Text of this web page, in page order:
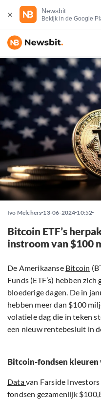
Newsbit
Bekijk in de Google
Ivo Melchers 13-06-2024 10:52
Bitcoin ETF’s
instroom van $100
De Amerikaanse Bitcoin
Funds (ETF’s) hebben
bloederige dagen. De in
hebben meer dan $100
volatiele dag die in teken
een nieuw rentebesluit in
Bitcoin-fondsen kleuren
Datavan Farside
fondsen gezamenlijk